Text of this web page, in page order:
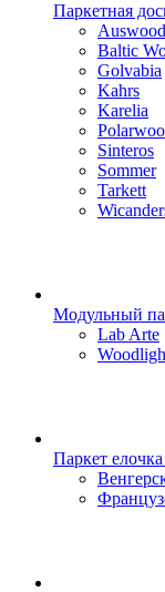
Паркетная
Auswood
Baltic
Golvabia
Kahrs
Karelia
Sinteros
Sommer
Tarkett
Модульный
Lab Arte
Паркет елочка